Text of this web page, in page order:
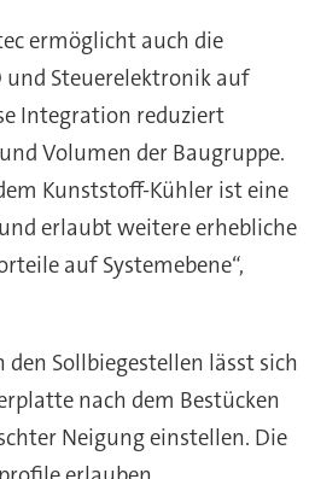
ermöglicht auch die
und Steuerelektronik auf
Integration reduziert
Volumen der Baugruppe.
Kunststoff-Kühler ist eine
erlaubt weitere erhebliche
auf Systemebene“,
Sollbiegestellen lässt sich
nach dem Bestücken
Neigung einstellen. Die